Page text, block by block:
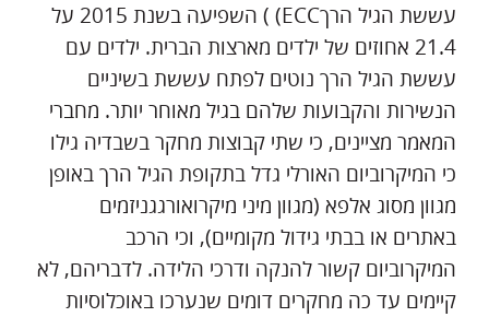
עששת הגיל הרךECC) ) השפיעה בשנת 2015 על
21.4 אחוזים של ילדים מארצות הברית. ילדים עם
עששת הגיל הרך נוטים לפתח עששת בשיניים
הנשירות והקבועות שלהם בגיל מאוחר יותר. מחברי
המאמר מציינים, כי שתי קבוצות מחקר בשבדיה גילו
כי המיקרוביום האורלי גדל בתקופת הגיל הרך באופן
מגוון מסוג אלפא (מגוון מיני מיקרואורגגניזמים
באתרים או בבתי גידול מקומיים), וכי הרכב
המיקרוביום קשור להנקה ודרכי הלידה. לדבריהם, לא
קיימים עד כה מחקרים דומים שנערכו באוכלוסיות